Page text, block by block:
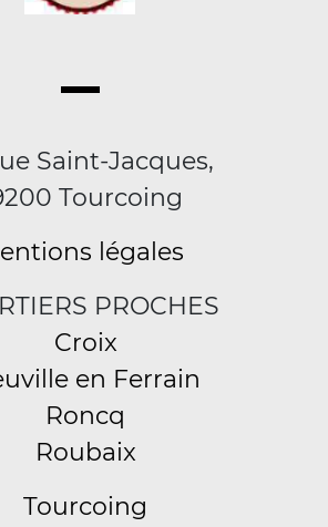
Saint-Jacques,
Tourcoing
légales
PROCHES
Croix
en Ferrain
Roncq
Roubaix
Tourcoing